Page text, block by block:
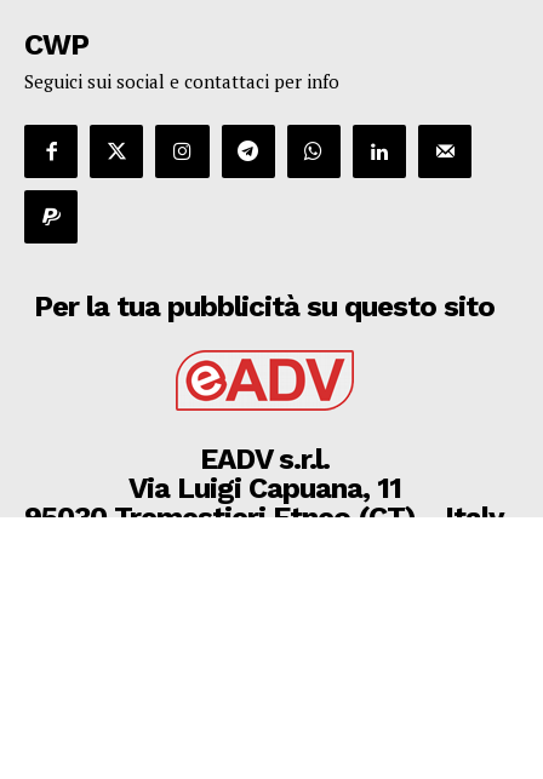
CWP
Seguici sui social e contattaci per info
Per la tua pubblicità su questo sito
EADV s.r.l.
Via Luigi Capuana, 11
95030 Tremestieri Etneo (CT) - Italy